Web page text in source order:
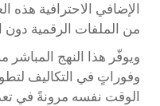
الإضافي الاحترافية هذه
من الملفات الرقمية دون
ويوفّر هذا النهج المباشر
وفوراتٍ في التكاليف
الوقت نفسه مرونةً في